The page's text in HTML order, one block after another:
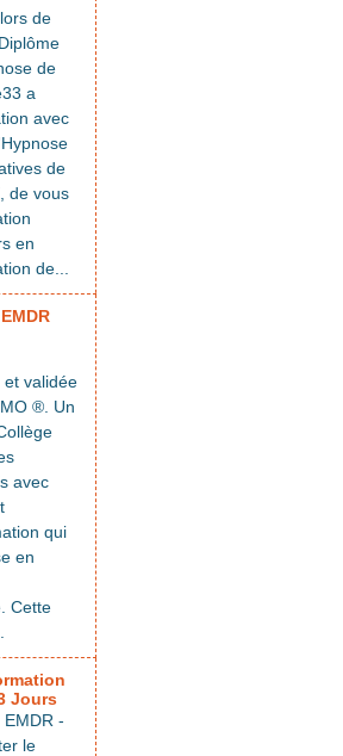
de
de
a
avec
de
de vous
en
de...
et validée
®. Un
avec
qui
en
Cette
Jours
-
le